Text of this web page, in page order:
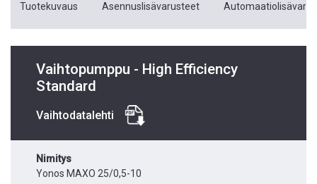
Tuotekuvaus Asennuslisävarusteet
Vaihtopumppu - High Efficiency
Standard
Vaihtodatalehti
Nimitys
Yonos MAXO 25/0,5-10